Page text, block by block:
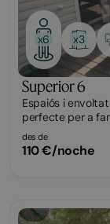
x6 x3
Superior 6
Espaiós i
perfecte per a
des de
110 €/noche
Glamping